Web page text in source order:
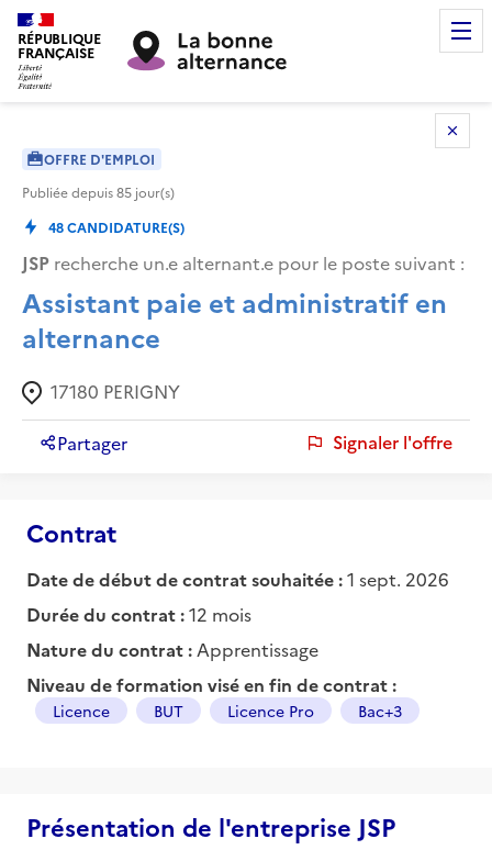
RÉPUBLIQUE
FRANÇAISE
OFFRE D'EMPLOI
Publiée depuis85 jour(s)
48CANDIDATURE(S)
JSP recherche un.e alternant.e pour le poste suivant :
Assistant paie et administratif en
alternance
17180 PERIGNY
Partager Signaler l'offre
Contrat
Date de début de contrat souhaitée :1 sept. 2026
Durée du contrat :12 mois
Nature du contrat : Apprentissage
Niveau de formation visé en fin de contrat :
Licence BUT Licence Pro Bac+3
Présentation de l'entreprise JSP